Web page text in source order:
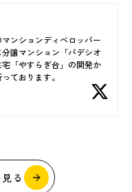
ンションディベロッパー
譲マンション「パデシオ
「やすらぎ台」の開発か
ております。
る